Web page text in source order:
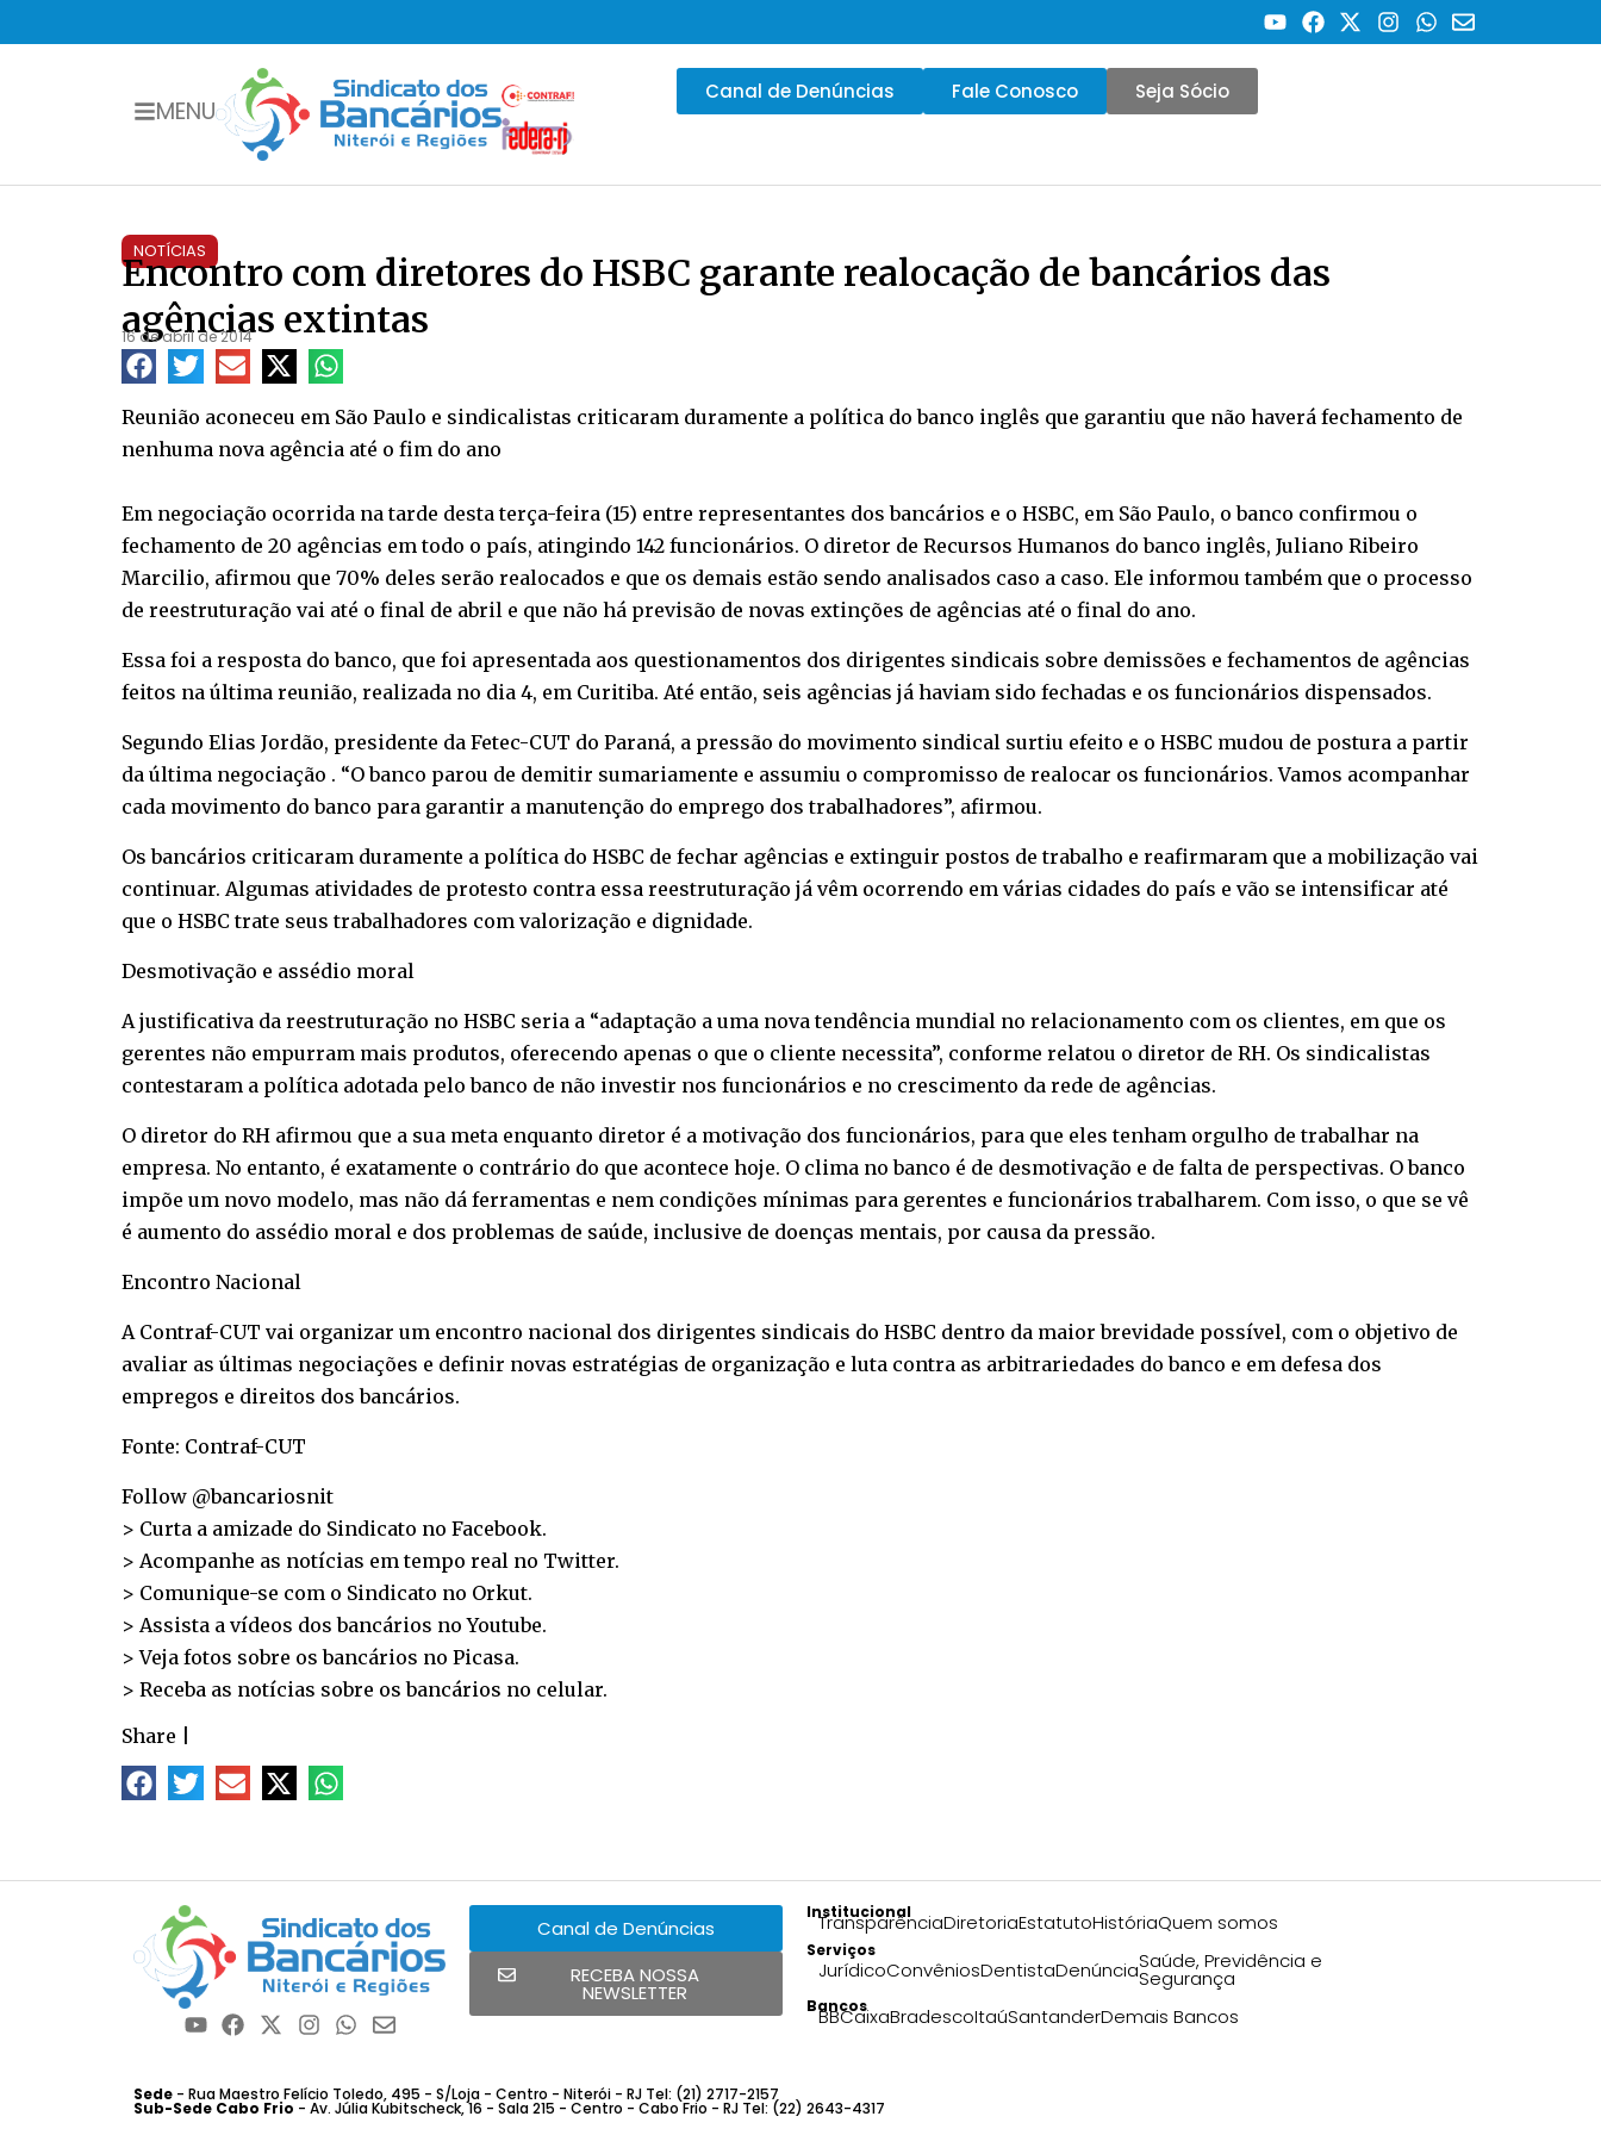
MENU
Canal de Denúncias Fale Conosco Seja Sócio
NOTÍCIAS
Encontro com diretores do HSBC garante realocação de bancários das
agências extintas
16 de abril de 2014
Reunião aconeceu em São Paulo e sindicalistas criticaram duramente a política do banco inglês que garantiu que não haverá fechamento de
nenhuma nova agência até o fim do ano
Em negociação ocorrida na tarde desta terça-feira (15) entre representantes dos bancários e o HSBC, em São Paulo, o banco confirmou o
fechamento de 20 agências em todo o país, atingindo 142 funcionários. O diretor de Recursos Humanos do banco inglês, Juliano Ribeiro
Marcilio, afirmou que 70% deles serão realocados e que os demais estão sendo analisados caso a caso. Ele informou também que o processo
de reestruturação vai até o final de abril e que não há previsão de novas extinções de agências até o final do ano.
Essa foi a resposta do banco, que foi apresentada aos questionamentos dos dirigentes sindicais sobre demissões e fechamentos de agências
feitos na última reunião, realizada no dia 4, em Curitiba. Até então, seis agências já haviam sido fechadas e os funcionários dispensados.
Segundo Elias Jordão, presidente da Fetec-CUT do Paraná, a pressão do movimento sindical surtiu efeito e o HSBC mudou de postura a partir
da última negociação . “O banco parou de demitir sumariamente e assumiu o compromisso de realocar os funcionários. Vamos acompanhar
cada movimento do banco para garantir a manutenção do emprego dos trabalhadores”, afirmou.
Os bancários criticaram duramente a política do HSBC de fechar agências e extinguir postos de trabalho e reafirmaram que a mobilização vai
continuar. Algumas atividades de protesto contra essa reestruturação já vêm ocorrendo em várias cidades do país e vão se intensificar até
que o HSBC trate seus trabalhadores com valorização e dignidade.
Desmotivação e assédio moral
A justificativa da reestruturação no HSBC seria a “adaptação a uma nova tendência mundial no relacionamento com os clientes, em que os
gerentes não empurram mais produtos, oferecendo apenas o que o cliente necessita”, conforme relatou o diretor de RH. Os sindicalistas
contestaram a política adotada pelo banco de não investir nos funcionários e no crescimento da rede de agências.
O diretor do RH afirmou que a sua meta enquanto diretor é a motivação dos funcionários, para que eles tenham orgulho de trabalhar na
empresa. No entanto, é exatamente o contrário do que acontece hoje. O clima no banco é de desmotivação e de falta de perspectivas. O banco
impõe um novo modelo, mas não dá ferramentas e nem condições mínimas para gerentes e funcionários trabalharem. Com isso, o que se vê
é aumento do assédio moral e dos problemas de saúde, inclusive de doenças mentais, por causa da pressão.
Encontro Nacional
A Contraf-CUT vai organizar um encontro nacional dos dirigentes sindicais do HSBC dentro da maior brevidade possível, com o objetivo de
avaliar as últimas negociações e definir novas estratégias de organização e luta contra as arbitrariedades do banco e em defesa dos
empregos e direitos dos bancários.
Fonte: Contraf-CUT
Follow @bancariosnit
> Curta a amizade do Sindicato no Facebook.
> Acompanhe as notícias em tempo real no Twitter.
> Comunique-se com o Sindicato no Orkut.
> Assista a vídeos dos bancários noYoutube.
> Veja fotos sobre os bancários no Picasa.
> Receba as notícias sobre os bancários no celular.
Share
Canal de Denúncias
RECEBA NOSSA
NEWSLETTER
Institucional
TransparênciaDiretoriaEstatutoHistóriaQuem somos
Serviços
JurídicoConvêniosDentistaDenúnciaSaúde, Previdência e
Segurança
Bancos
BBCaixaBradescoItaúSantanderDemais Bancos
Sede - Rua Maestro Felício Toledo, 495 - S/Loja - Centro - Niterói - RJ Tel: (21) 2717-2157
Sub-Sede Cabo Frio - Av. Júlia Kubitscheck, 16 - Sala 215 - Centro - Cabo Frio - RJ Tel: (22) 2643-4317